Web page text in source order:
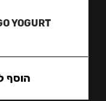
YOGURT
הוסף